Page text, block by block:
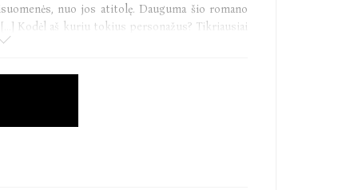
nuo jos atitolę. Dauguma šio romano
Kodėl aš kuriu tokius personažus? Tikriausiai
autorius privalo turėti bent vieną personažą,
ir interpretuojama itin skirtingai: ji priskiriama